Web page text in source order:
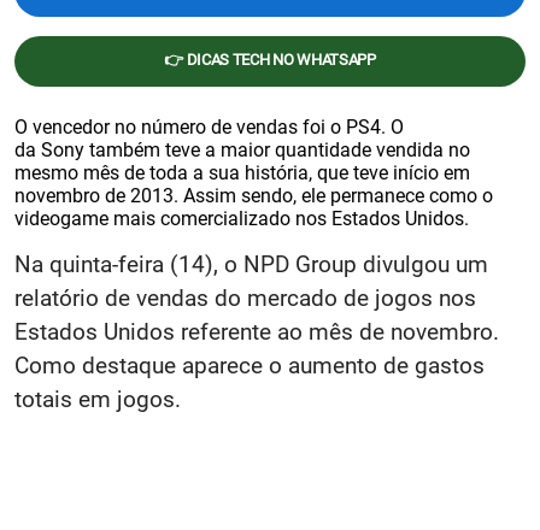
👉 DICAS TECH NO WHATSAPP
Na quinta-feira (14), o NPD Group divulgou um
relatório de vendas do mercado de jogos nos
Estados Unidos referente ao mês de novembro.
Como destaque aparece o aumento de gastos
totais em jogos.
O vencedor no número de vendas foi o PS4. O
da Sony também teve a maior quantidade vendida no
mesmo mês de toda a sua história, que teve início em
novembro de 2013. Assim sendo, ele permanece como o
videogame mais comercializado nos Estados Unidos.